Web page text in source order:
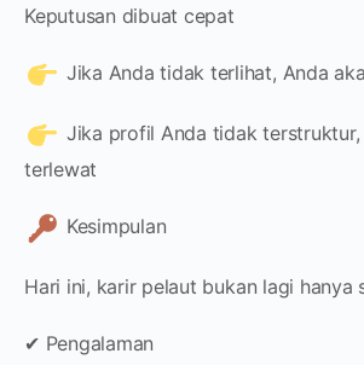
Keputusan dibuat cepat
Jika Anda tidak terlihat, Anda
Jika profil Anda tidak terstruktur,
terlewat
Kesimpulan
Hari ini, karir pelaut bukan lagi hanya
✔ Pengalaman